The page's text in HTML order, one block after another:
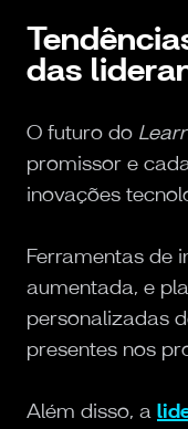
das
O futuro do
promissor e
inovações
Ferramentas de
aumentada, e
personalizadas
presentes nos
Além disso, a